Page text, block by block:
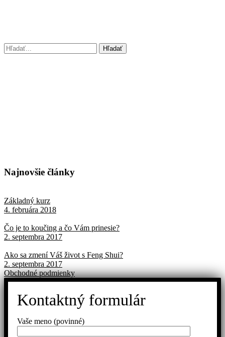
Najnovšie články
Základný kurz
4. februára 2018
Čo je to koučing a čo Vám prinesie?
2. septembra 2017
Ako sa zmení Váš život s Feng Shui?
2. septembra 2017
Obchodné podmienky
Kontaktný formulár
Vaše meno (povinné)